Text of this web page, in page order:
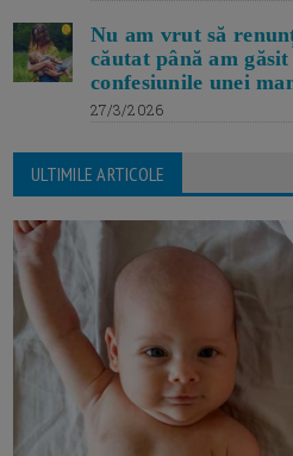
Nu am vrut să
căutat până am
confesiunile unei
27/3/2026
ULTIMILE ARTICOLE